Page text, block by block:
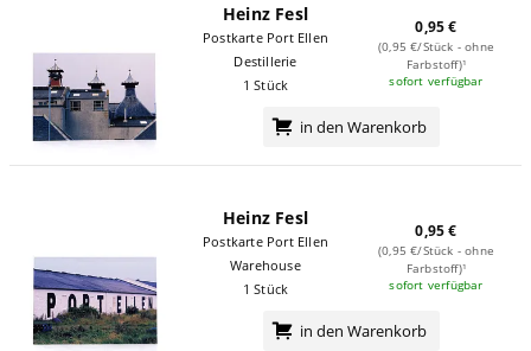
Heinz Fesl
Postkarte Port Ellen
Destillerie
1 Stück
0,95 €
(0,95 €/Stück - ohne
Farbstoff)¹
sofort verfügbar
in den Warenkorb
Heinz Fesl
Postkarte Port Ellen
Warehouse
1 Stück
0,95 €
(0,95 €/Stück - ohne
Farbstoff)¹
sofort verfügbar
in den Warenkorb